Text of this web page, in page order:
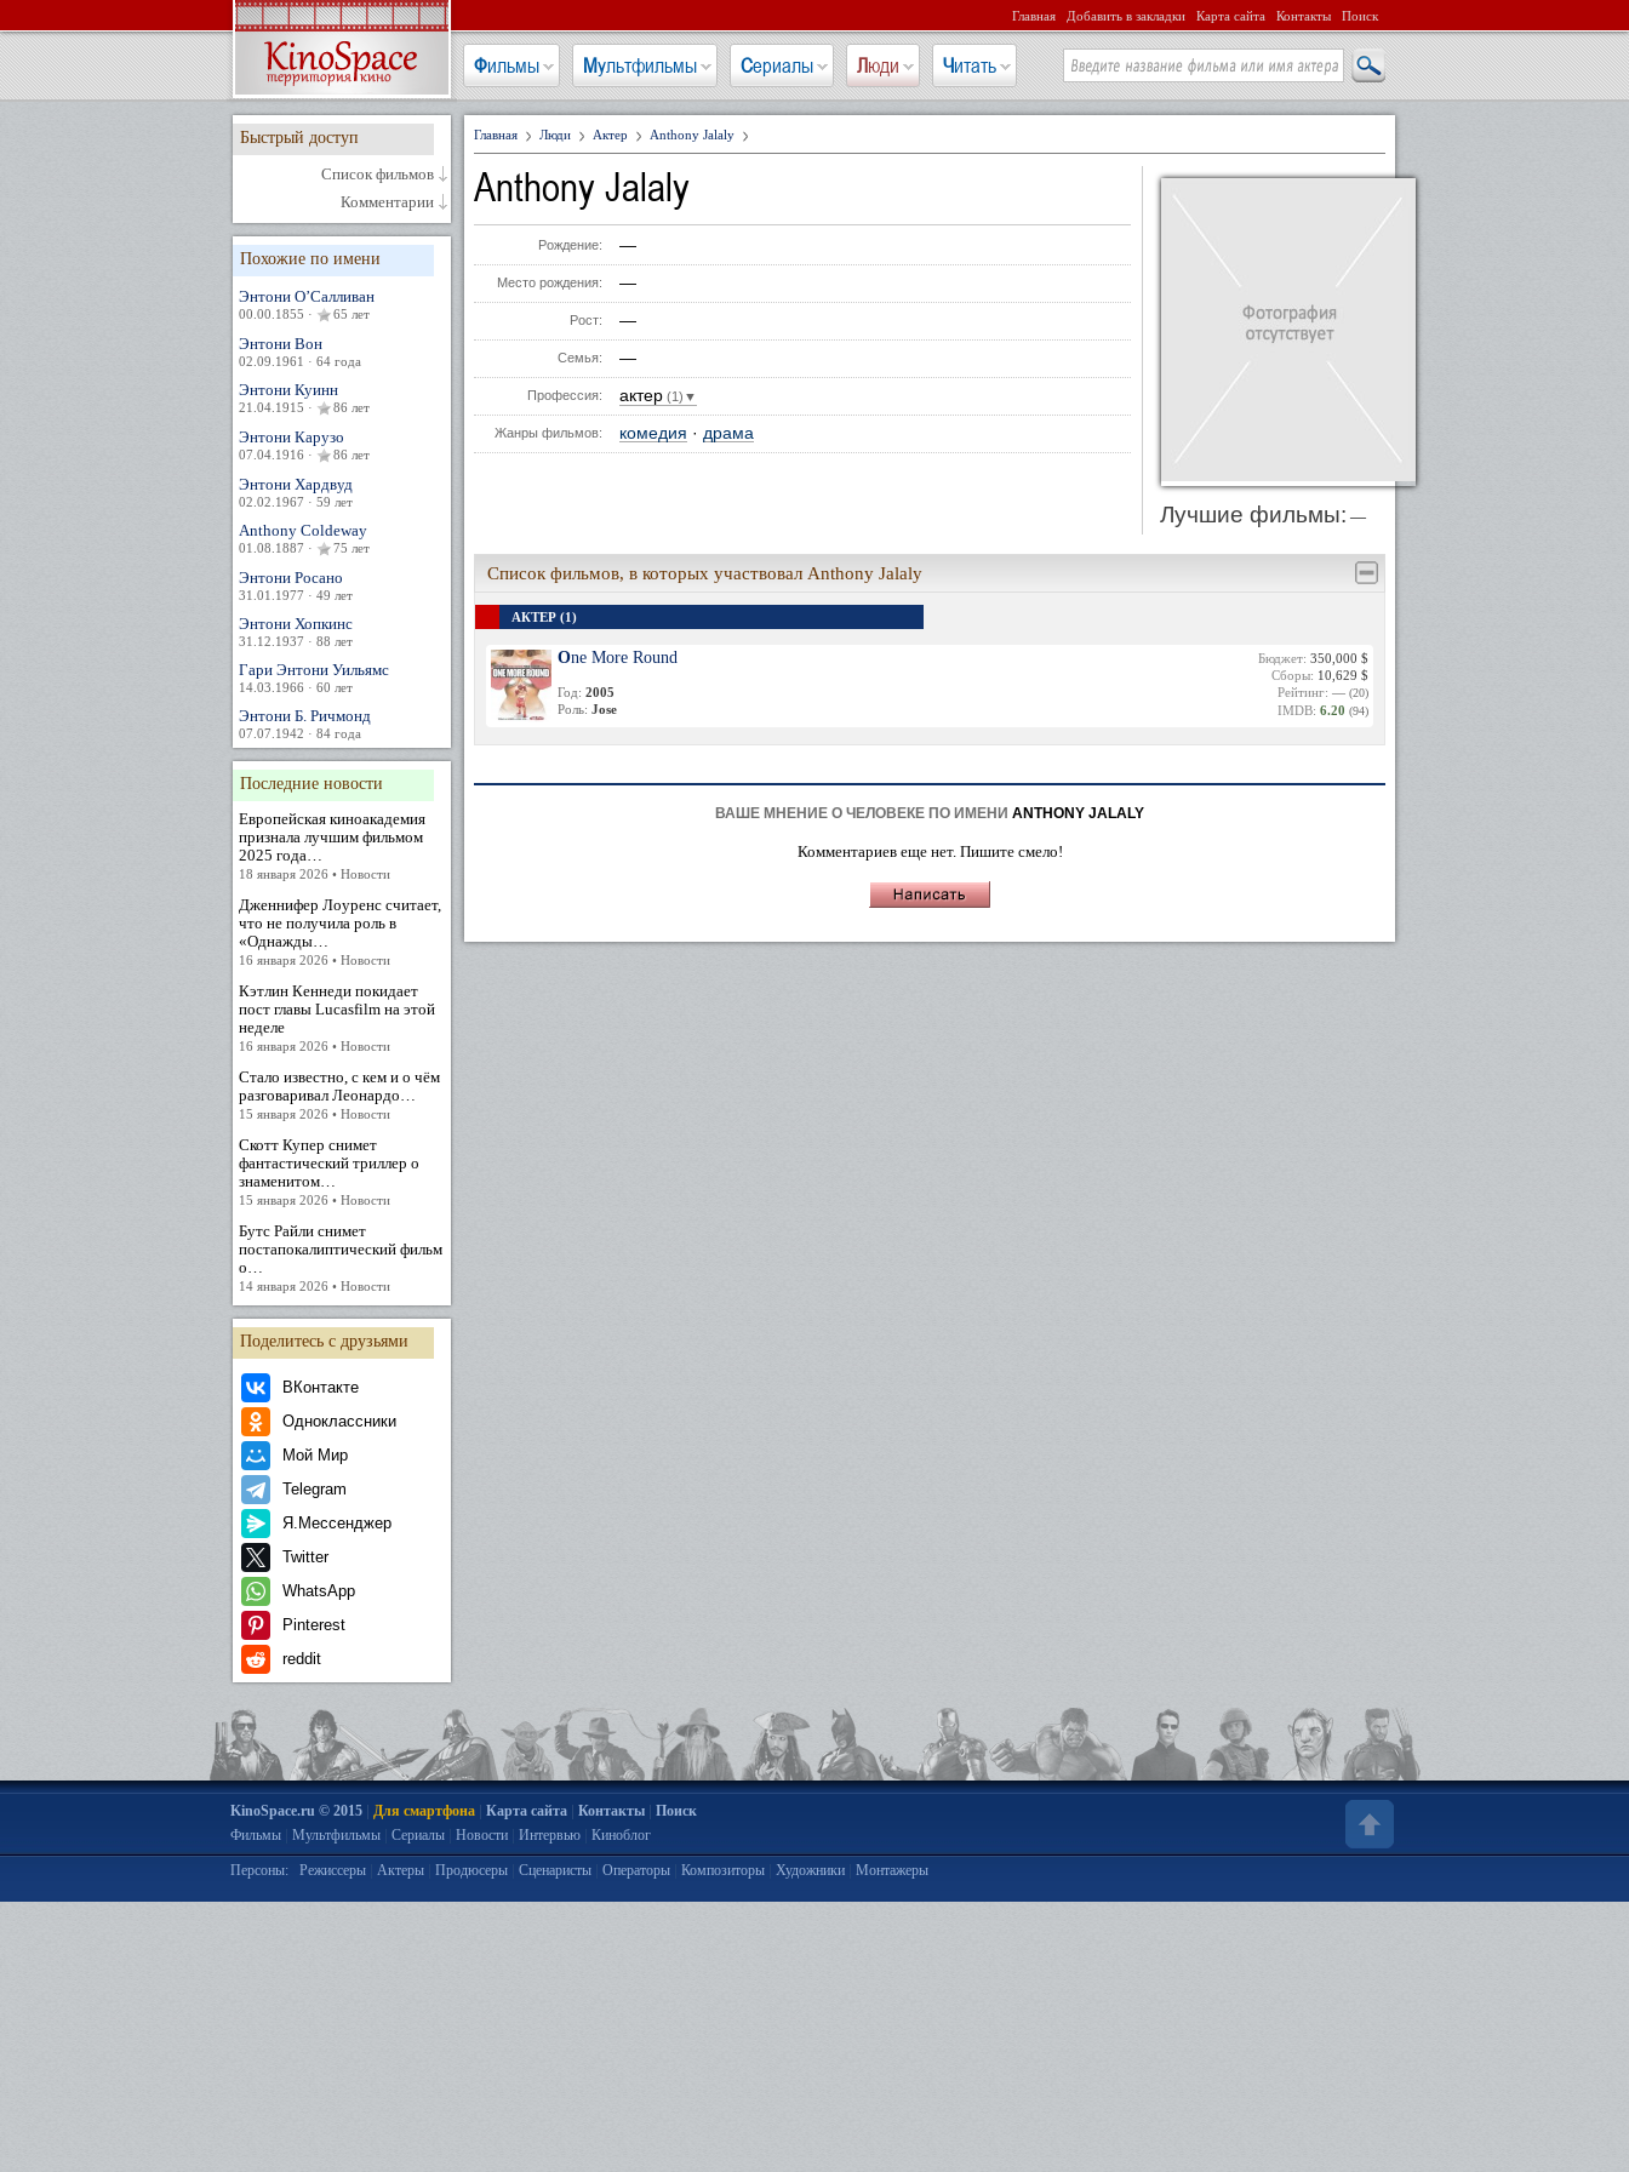
Главная Добавить в закладки Карта сайта Контакты Поиск
Фильмы Мультфильмы Сериалы Люди Читать
Быстрый доступ
Список фильмов
Комментарии
Похожие по имени
Энтони О’Салливан
00.00.1855 · 65 лет
Энтони Вон
02.09.1961 · 64 года
Энтони Куинн
21.04.1915 · 86 лет
Энтони Карузо
07.04.1916 · 86 лет
Энтони Хардвуд
02.02.1967 · 59 лет
Anthony Coldeway
01.08.1887 · 75 лет
Энтони Росано
31.01.1977 · 49 лет
Энтони Хопкинс
31.12.1937 · 88 лет
Гари Энтони Уильямс
14.03.1966 · 60 лет
Энтони Б. Ричмонд
07.07.1942 · 84 года
Последние новости
Европейская киноакадемия
признала лучшим фильмом
2025 года…
18 января 2026 • Новости
Дженнифер Лоуренс считает,
что не получила роль в
«Однажды…
16 января 2026 • Новости
Кэтлин Кеннеди покидает
пост главы Lucasfilm на этой
неделе
16 января 2026 • Новости
Стало известно, с кем и о чём
разговаривал Леонардо…
15 января 2026 • Новости
Скотт Купер снимет
фантастический триллер о
знаменитом…
15 января 2026 • Новости
Бутс Райли снимет
постапокалиптический фильм
о…
14 января 2026 • Новости
Поделитесь с друзьями
ВКонтакте
Одноклассники
Мой Мир
Telegram
Я.Мессенджер
Twitter
WhatsApp
Pinterest
reddit
Главная Люди Актер Anthony Jalaly
Anthony Jalaly
Рождение: —
Место рождения: —
Рост: —
Семья: —
Профессия: актер (1)▼
Жанры фильмов: комедия · драма
Лучшие фильмы: —
Список фильмов, в которых участвовал Anthony Jalaly
АКТЕР (1)
One More Round
Год: 2005
Роль: Jose
Бюджет: 350,000 $
Сборы: 10,629 $
Рейтинг: — (20)
IMDB: 6.20 (94)
ВАШЕ МНЕНИЕ О ЧЕЛОВЕКЕ ПО ИМЕНИ ANTHONY JALALY
Комментариев еще нет. Пишите смело!
KinoSpace.ru © 2015| Для смартфона| Карта сайта| Контакты| Поиск
Фильмы| Мультфильмы| Сериалы| Новости| Интервью| Киноблог
Персоны: Режиссеры| Актеры| Продюсеры| Сценаристы| Операторы| Композиторы| Художники| Монтажеры